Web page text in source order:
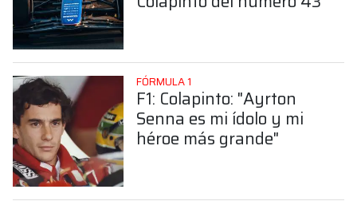
FÓRMULA 1
F1: Colapinto: "Ayrton
Senna es mi ídolo y mi
héroe más grande"